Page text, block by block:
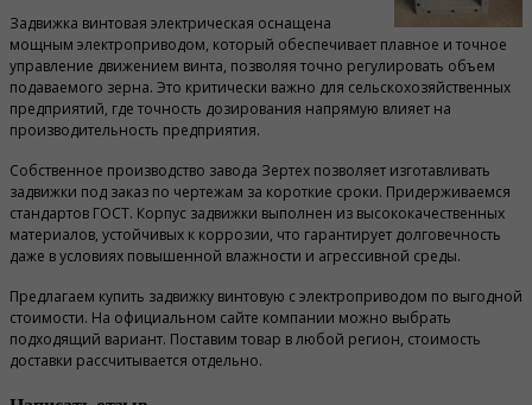
Задвижка винтовая электрическая оснащена
мощным электроприводом, который обеспечивает плавное и точное
управление движением винта, позволяя точно регулировать объем
подаваемого зерна. Это критически важно для сельскохозяйственных
предприятий, где точность дозирования напрямую влияет на
производительность предприятия.
Собственное производство завода Зертех позволяет изготавливать
задвижки под заказ по чертежам за короткие сроки. Придерживаемся
стандартов ГОСТ. Корпус задвижки выполнен из высококачественных
материалов, устойчивых к коррозии, что гарантирует долговечность
даже в условиях повышенной влажности и агрессивной среды.
Предлагаем купить задвижку винтовую с электроприводом по выгодной
стоимости. На официальном сайте компании можно выбрать
подходящий вариант. Поставим товар в любой регион, стоимость
доставки рассчитывается отдельно.